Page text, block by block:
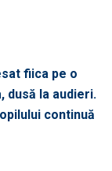
fiica pe o
dusă la audieri.
continuă